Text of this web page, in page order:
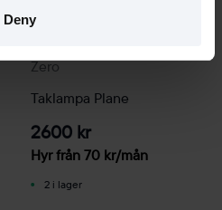
Deny
Zero
Taklampa Plane
2600 kr
Hyr från 70 kr/mån
2 i lager